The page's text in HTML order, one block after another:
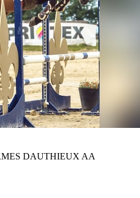
DAUTHIEUX AA